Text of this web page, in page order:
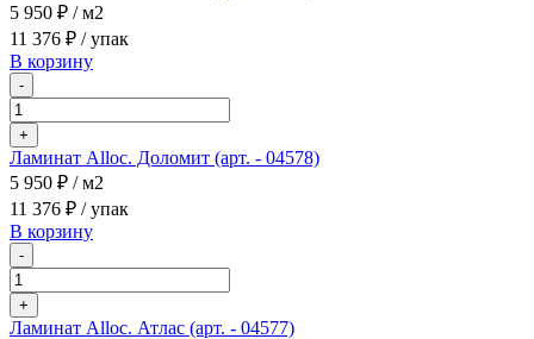
5 950 ₽ / м2
11 376 ₽ / упак
В корзину
-
+
Ламинат Alloc. Доломит (арт. - 04578)
5 950 ₽ / м2
11 376 ₽ / упак
В корзину
-
+
Ламинат Alloc. Атлас (арт. - 04577)